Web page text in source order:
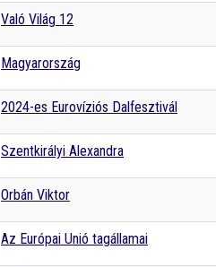
Való Világ 12
Magyarország
2024-es Eurovíziós Dalfesztivál
Szentkirályi Alexandra
Orbán Viktor
Az Európai Unió tagállamai